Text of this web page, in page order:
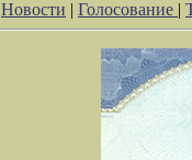
Новости | Голосование |